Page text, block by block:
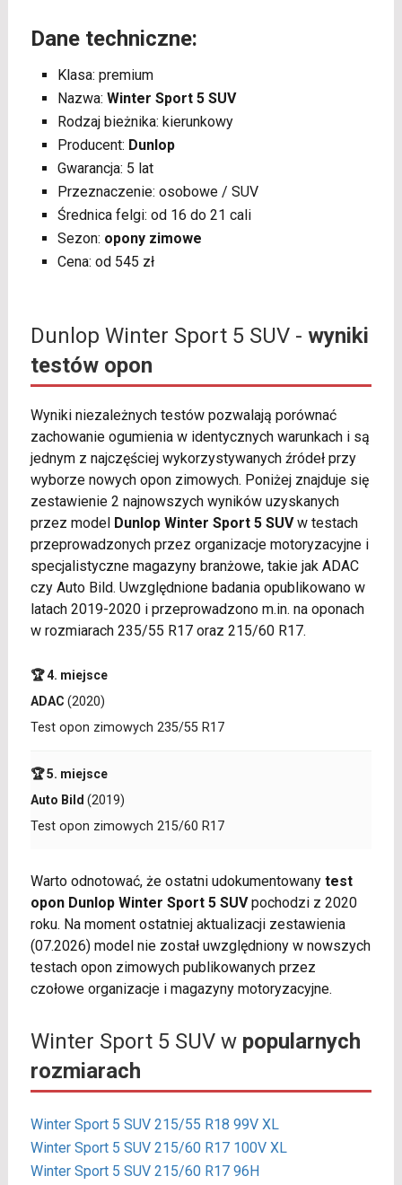
Dane techniczne:
Klasa: premium
Nazwa: Winter Sport 5 SUV
Rodzaj bieżnika: kierunkowy
Producent: Dunlop
Gwarancja: 5 lat
Przeznaczenie: osobowe / SUV
Średnica felgi: od 16 do 21 cali
Sezon: opony zimowe
Cena: od 545 zł
Dunlop Winter Sport 5 SUV - wyniki
testów opon
Wyniki niezależnych testów pozwalają porównać
zachowanie ogumienia w identycznych warunkach i są
jednym z najczęściej wykorzystywanych źródeł przy
wyborze nowych opon zimowych. Poniżej znajduje się
zestawienie 2 najnowszych wyników uzyskanych
przez model Dunlop Winter Sport 5 SUVw testach
przeprowadzonych przez organizacje motoryzacyjne i
specjalistyczne magazyny branżowe, takie jak ADAC
czy Auto Bild. Uwzględnione badania opublikowano w
latach 2019-2020 i przeprowadzono m.in. na oponach
w rozmiarach 235/55 R17 oraz 215/60 R17.
🏆 4. miejsce
ADAC (2020)
Test opon zimowych 235/55 R17
🏆 5. miejsce
Auto Bild (2019)
Test opon zimowych 215/60 R17
Warto odnotować, że ostatni udokumentowany test
opon Dunlop Winter Sport 5 SUVpochodzi z 2020
roku. Na moment ostatniej aktualizacji zestawienia
(07.2026) model nie został uwzględniony w nowszych
testach opon zimowych publikowanych przez
czołowe organizacje i magazyny motoryzacyjne.
Winter Sport 5 SUV w popularnych
rozmiarach
Winter Sport 5 SUV 215/55 R18 99V XL
Winter Sport 5 SUV 215/60 R17 100V XL
Winter Sport 5 SUV 215/60 R17 96H